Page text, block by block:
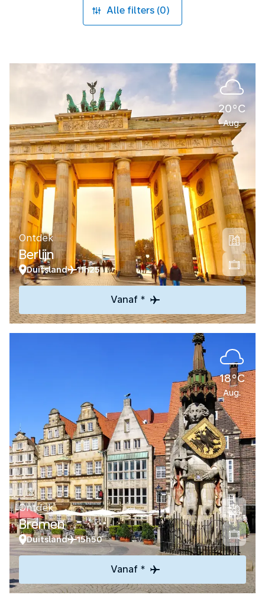
Alle filters (0)
20°C
Aug.
Ontdek
Berlijn
Duitsland 11h25
Vanaf *
18°C
Aug.
Ontdek
Bremen
Duitsland 15h50
Vanaf *